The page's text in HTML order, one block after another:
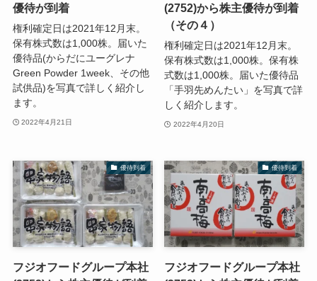
優待が到着
権利確定日は2021年12月末。
保有株式数は1,000株。届いた
優待品(からだにユーグレナ
Green Powder 1week、その他
試供品)を写真で詳しく紹介し
ます。
2022年4月21日
(2752)から株主優待が到着
（その４）
権利確定日は2021年12月末。
保有株式数は1,000株。保有株
式数は1,000株。届いた優待品
「手羽先めんたい」を写真で詳
しく紹介します。
2022年4月20日
優待到着
フジオフードグループ本社
優待到着
フジオフードグループ本社